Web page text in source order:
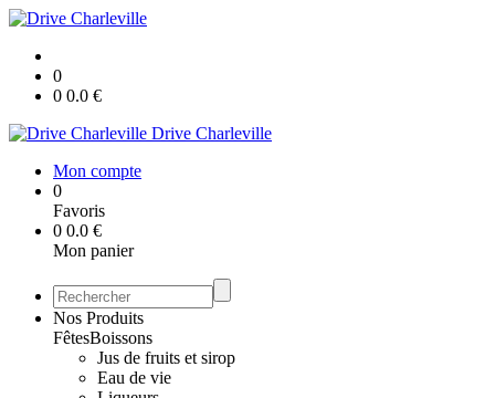
0
0 0.0 €
Drive Charleville
Mon compte
0
Favoris
0 0.0 €
Mon panier
Nos Produits
FêtesBoissons
Jus de fruits et sirop
Eau de vie